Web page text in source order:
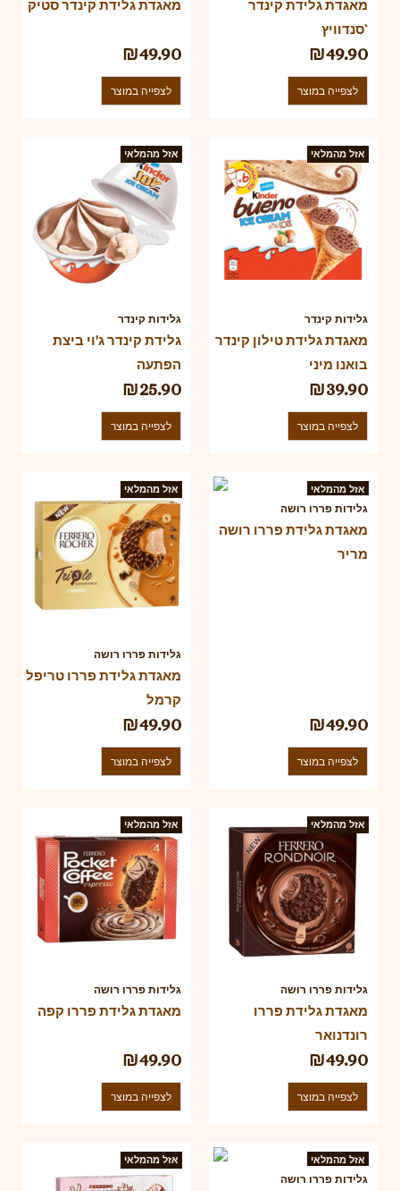
מאגדת גלידת קינדר סטיק
₪49.90
לצפייה במוצר
מאגדת גלידת קינדר
סנדוויץ`
₪49.90
לצפייה במוצר
אזל מהמלאי
גלידות קינדר
גלידת קינדר ג'וי ביצת
הפתעה
₪25.90
לצפייה במוצר
אזל מהמלאי
גלידות קינדר
מאגדת גלידת טילון קינדר
בואנו מיני
₪39.90
לצפייה במוצר
אזל מהמלאי
גלידות פררו רושה
מאגדת גלידת פררו טריפל
קרמל
₪49.90
לצפייה במוצר
אזל מהמלאי
גלידות פררו רושה
מאגדת גלידת פררו רושה
מריר
₪49.90
לצפייה במוצר
אזל מהמלאי
גלידות פררו רושה
מאגדת גלידת פררו קפה
₪49.90
לצפייה במוצר
אזל מהמלאי
גלידות פררו רושה
מאגדת גלידת פררו
רונדנואר
₪49.90
לצפייה במוצר
אזל מהמלאי
אזל מהמלאי
גלידות פררו רושה